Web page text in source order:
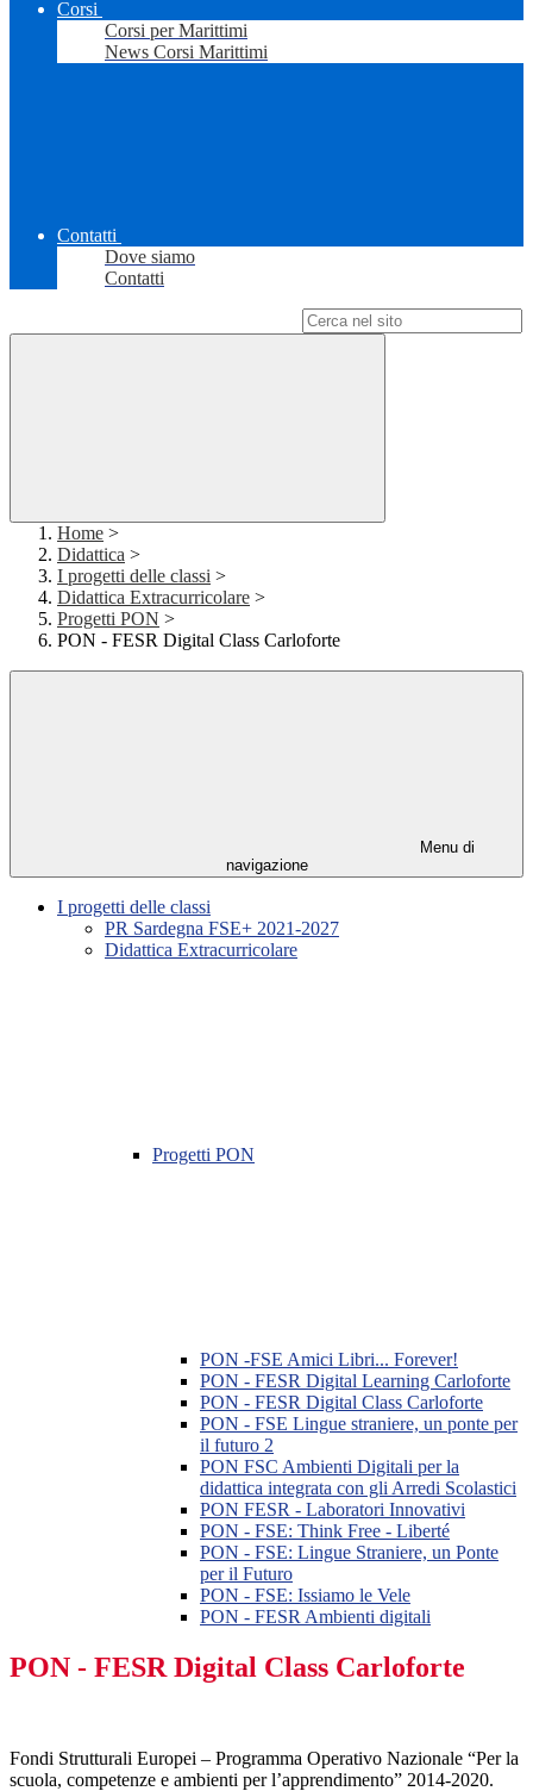
Corsi
Corsi per Marittimi
News Corsi Marittimi
Contatti
Dove siamo
Contatti
Home >
Didattica >
I progetti delle classi >
Didattica Extracurricolare >
Progetti PON >
PON - FESR Digital Class Carloforte
Menu di
navigazione
I progetti delle classi
PR Sardegna FSE+ 2021-2027
Didattica Extracurricolare
Progetti PON
PON -FSE Amici Libri... Forever!
PON - FESR Digital Learning Carloforte
PON - FESR Digital Class Carloforte
PON - FSE Lingue straniere, un ponte per
il futuro 2
PON FSC Ambienti Digitali per la
didattica integrata con gli Arredi Scolastici
PON FESR - Laboratori Innovativi
PON - FSE: Think Free - Liberté
PON - FSE: Lingue Straniere, un Ponte
per il Futuro
PON - FSE: Issiamo le Vele
PON - FESR Ambienti digitali
PON - FESR Digital Class Carloforte
Fondi Strutturali Europei – Programma Operativo Nazionale “Per la
scuola, competenze e ambienti per l’apprendimento” 2014-2020.